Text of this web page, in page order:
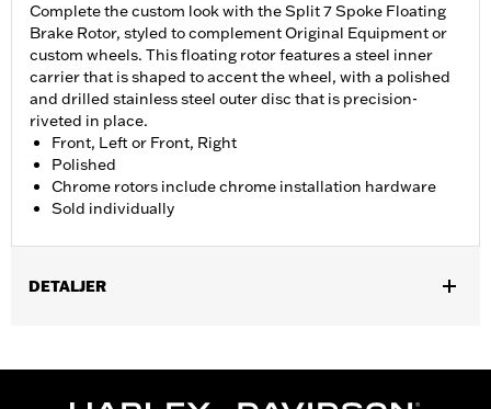
Complete the custom look with the Split 7 Spoke Floating
Brake Rotor, styled to complement Original Equipment or
custom wheels. This floating rotor features a steel inner
carrier that is shaped to accent the wheel, with a polished
and drilled stainless steel outer disc that is precision-
riveted in place.
Front, Left or Front, Right
Polished
Chrome rotors include chrome installation hardware
Sold individually
DETALJER
FLHXU and FLTRXRRSE) and '09-later Trike models with